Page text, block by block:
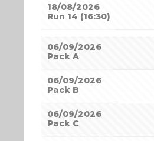
18/08/2026
Run 14 (16:30)
06/09/2026
Pack A
06/09/2026
Pack B
06/09/2026
Pack C